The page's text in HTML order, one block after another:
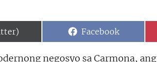
Share
Facebook
negosyo sa Carmona, ang